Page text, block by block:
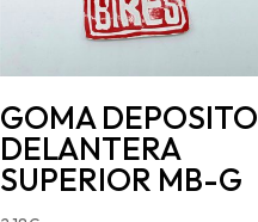
GOMA DEPOSITO
DELANTERA
SUPERIOR MB-G